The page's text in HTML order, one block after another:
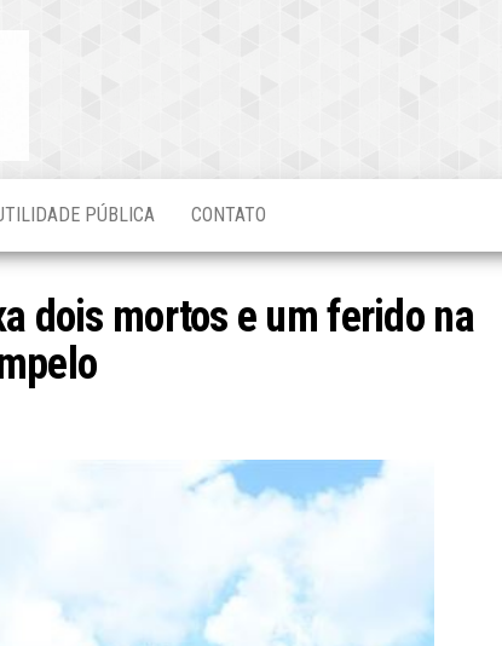
PÚBLICA CONTATO
dois mortos e um ferido na